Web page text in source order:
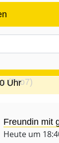
(Pro7)
Uhr
Freundin mit
Heute um